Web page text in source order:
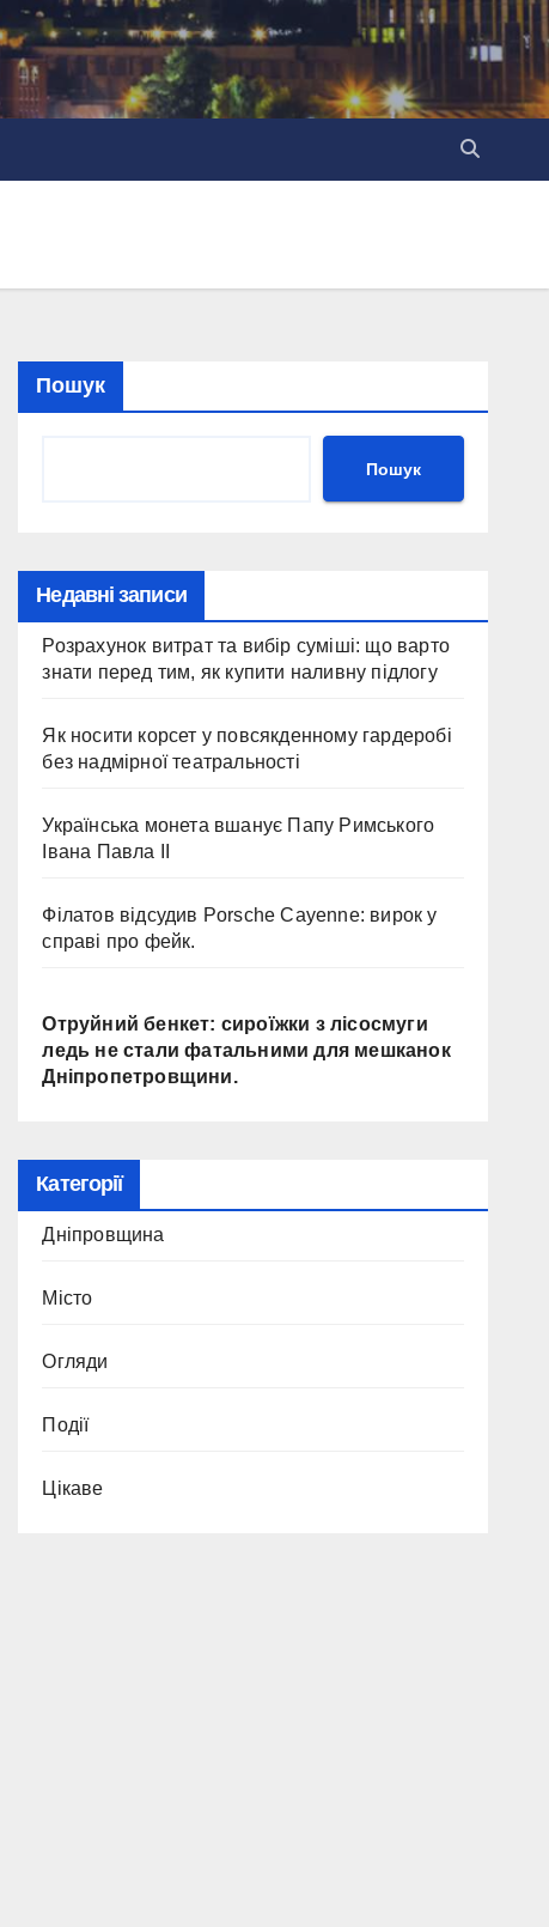
Пошук
Пошук
Недавні записи
Розрахунок витрат та вибір суміші: що варто
знати перед тим, як купити наливну підлогу
Як носити корсет у повсякденному гардеробі
без надмірної театральності
Українська монета вшанує Папу Римського
Івана Павла II
Філатов відсудив Porsche Cayenne: вирок у
справі про фейк.
Отруйний бенкет: сироїжки з лісосмуги
ледь не стали фатальними для мешканок
Дніпропетровщини.
Категорії
Дніпровщина
Місто
Огляди
Події
Цікаве